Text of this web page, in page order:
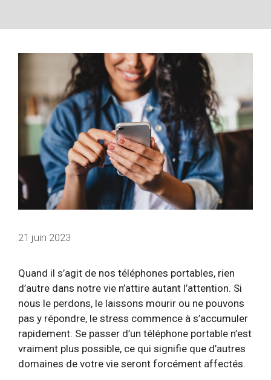
21 juin 2023
Quand il s’agit de nos téléphones portables, rien
d’autre dans notre vie n’attire autant l’attention. Si
nous le perdons, le laissons mourir ou ne pouvons
pas y répondre, le stress commence à s’accumuler
rapidement. Se passer d’un téléphone portable n’est
vraiment plus possible, ce qui signifie que d’autres
domaines de votre vie seront forcément affectés.